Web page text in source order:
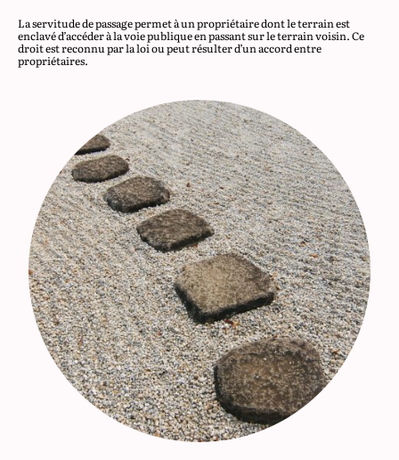
La servitude de passage permet à un propriétaire dont le terrain est
enclavé d’accéder à la voie publique en passant sur le terrain voisin. Ce
droit est reconnu par la loi ou peut résulter d’un accord entre
propriétaires.